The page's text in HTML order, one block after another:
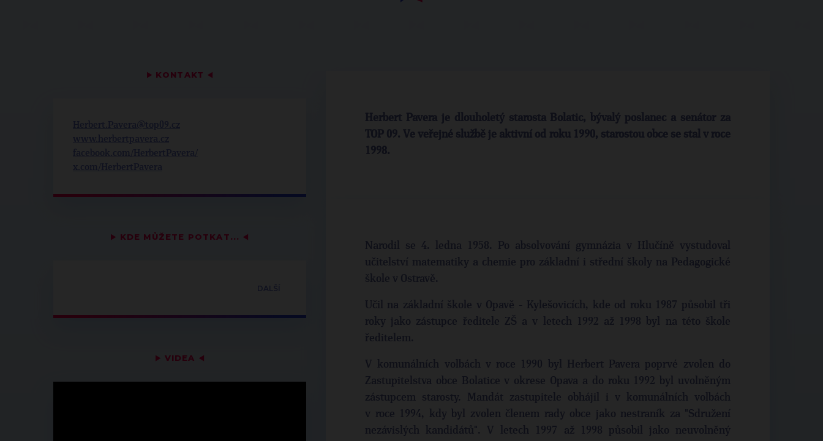
▶ KONTAKT ◀
▶ KDE MŮŽETE POTKAT... ◀
▶ VIDEA ◀
Herbert Pavera je dlouholetý starosta Bolatic, bývalý poslanec a senátor za
TOP 09. Ve veřejné službě je aktivní od roku 1990, starostou obce se stal v roce
1998.
Narodil se 4. ledna 1958. Po absolvování gymnázia v Hlučíně vystudoval
učitelství matematiky a chemie pro základní i střední školy na Pedagogické
škole v Ostravě.
Učil na základní škole v Opavě - Kylešovicích, kde od roku 1987 působil tři
roky jako zástupce ředitele ZŠ a v letech 1992 až 1998 byl na této škole
ředitelem.
V komunálních volbách v roce 1990 byl Herbert Pavera poprvé zvolen do
Zastupitelstva obce Bolatice v okrese Opava a do roku 1992 byl uvolněným
zástupcem starosty. Mandát zastupitele obhájil i v komunálních volbách
v roce 1994, kdy byl zvolen členem rady obce jako nestraník za "Sdružení
nezávislých kandidátů". V letech 1997 až 1998 působil jako neuvolněný